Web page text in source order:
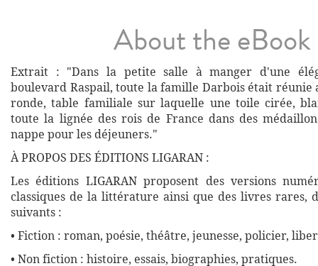
About the eBook
Extrait : "Dans la petite salle à manger d'une
boulevard Raspail, toute la famille Darbois était réunie
ronde, table familiale sur laquelle une toile cirée,
toute la lignée des rois de France dans des
nappe pour les déjeuners."
À PROPOS DES ÉDITIONS LIGARAN :
Les éditions LIGARAN proposent des versions
classiques de la littérature ainsi que des livres rares,
suivants :
• Fiction : roman, poésie, théâtre, jeunesse, policier,
• Non fiction : histoire, essais, biographies, pratiques.